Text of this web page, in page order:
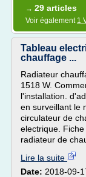
→ 29 articles
Voir également 1
Tableau
chauffage ...
Radiateur
1518 W.
l'installation.
en surveillant le
circulateur de
electrique.
radiateur de
Lire la suite
Date: 2018-09-